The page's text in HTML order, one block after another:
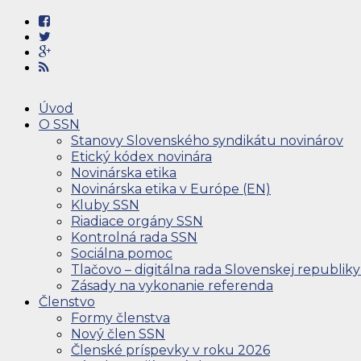
Úvod
O SSN
Stanovy Slovenského syndikátu novinárov
Etický kódex novinára
Novinárska etika
Novinárska etika v Európe (EN)
Kluby SSN
Riadiace orgány SSN
Kontrolná rada SSN
Sociálna pomoc
Tlačovo – digitálna rada Slovenskej republiky
Zásady na vykonanie referenda
Členstvo
Formy členstva
Nový člen SSN
Členské príspevky v roku 2026